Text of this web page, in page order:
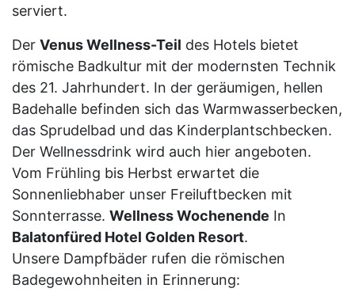
serviert.
Der Venus Wellness-Teil des Hotels bietet
römische Badkultur mit der modernsten Technik
des 21. Jahrhundert. In der geräumigen, hellen
Badehalle befinden sich das Warmwasserbecken,
das Sprudelbad und das Kinderplantschbecken.
Der Wellnessdrink wird auch hier angeboten.
Vom Frühling bis Herbst erwartet die
Sonnenliebhaber unser Freiluftbecken mit
Sonnterrasse. Wellness Wochenende In
Balatonfüred Hotel Golden Resort.
Unsere Dampfbäder rufen die römischen
Badegewohnheiten in Erinnerung: